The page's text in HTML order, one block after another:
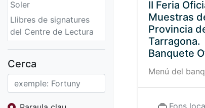
Soler
Llibres de signatures
del Centre de Lectura
Fons sonor de Ràdio
Reus
Cartells
Fons audiovisual
Fons local
Cerca
II Feria
Muestras
Provincia
Tarragona.
Banquete
Menú del
Fons